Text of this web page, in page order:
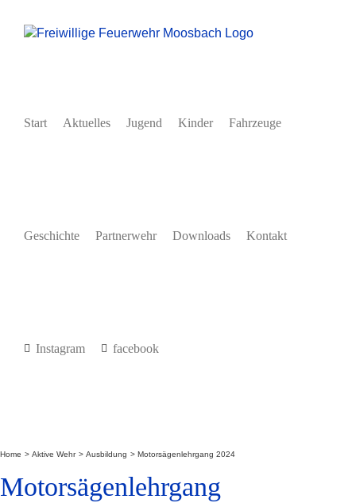
Inhalt
Start Aktuelles Jugend Kinder Fahrzeuge
Geschichte Partnerwehr Downloads Kontakt
Instagram facebook
Home Aktive Wehr Ausbildung Motorsägenlehrgang 2024
Motorsägenlehrgang